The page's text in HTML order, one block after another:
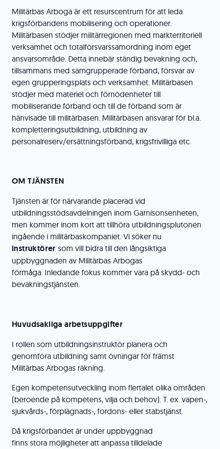
Militärbas Arboga är ett resurscentrum för att leda
krigsförbandens mobilisering och operationer.
Militärbasen stödjer militärregionen med markterritoriell
verksamhet och totalförsvarssamordning inom eget
ansvarsområde. Detta innebär ständig bevakning och,
tillsammans med samgrupperade förband, försvar av
egen grupperingsplats och verksamhet. Militärbasen
stödjer med materiel och förnödenheter till
mobiliserande förband och till de förband som är
hänvisade till militärbasen. Militärbasen ansvarar för bl.a.
kompletteringsutbildning, utbildning av
personalreserv/ersättningsförband, krigsfrivilliga etc.
OM TJÄNSTEN
Tjänsten är för närvarande placerad vid
utbildningsstödsavdelningen inom Garnisonsenheten,
men kommer inom kort att tillhöra utbildningsplutonen
ingående i militärbaskompaniet. Vi söker nu
instruktörer som vill bidra till den långsiktiga
uppbyggnaden av Militärbas Arbogas
förmåga. Inledande fokus kommer vara på skydd- och
bevakningstjänsten.
Huvudsakliga arbetsuppgifter
I rollen som utbildningsinstruktör planera och
genomföra utbildning samt övningar för främst
Militärbas Arbogas räkning.
Egen kompetensutveckling inom flertalet olika områden
(beroende på kompetens, vilja och behov). T. ex. vapen-,
sjukvårds-, förplägnads-, fordons- eller stabstjänst.
Då krigsförbandet är under uppbyggnad
finns stora möjligheter att anpassa tilldelade